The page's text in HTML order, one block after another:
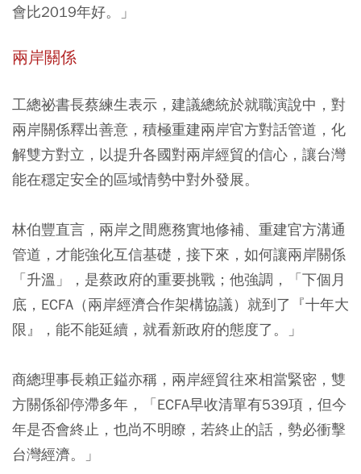
會比2019年好。」
兩岸關係
工總祕書長蔡練生表示，建議總統於就職演說中，對
兩岸關係釋出善意，積極重建兩岸官方對話管道，化
解雙方對立，以提升各國對兩岸經貿的信心，讓台灣
能在穩定安全的區域情勢中對外發展。
林伯豐直言，兩岸之間應務實地修補、重建官方溝通
管道，才能強化互信基礎，接下來，如何讓兩岸關係
「升溫」，是蔡政府的重要挑戰；他強調，
「下個月
底，ECFA（兩岸經濟合作架構協議）就到了『十年大
限』，能不能延續，就看新政府的態度了。」
商總理事長賴正鎰亦稱， 兩岸經貿往來相當緊密，雙
方關係卻停滯多年，「ECFA早收清單有539項，但今
年是否會終止，也尚不明瞭，若終止的話，勢必衝擊
台灣經濟。」